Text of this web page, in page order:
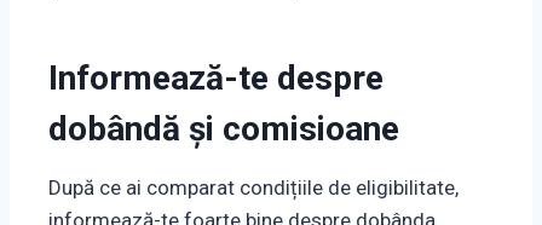
Informează-te despre
dobândă și comisioane
După ce ai comparat condițiile de eligibilitate,